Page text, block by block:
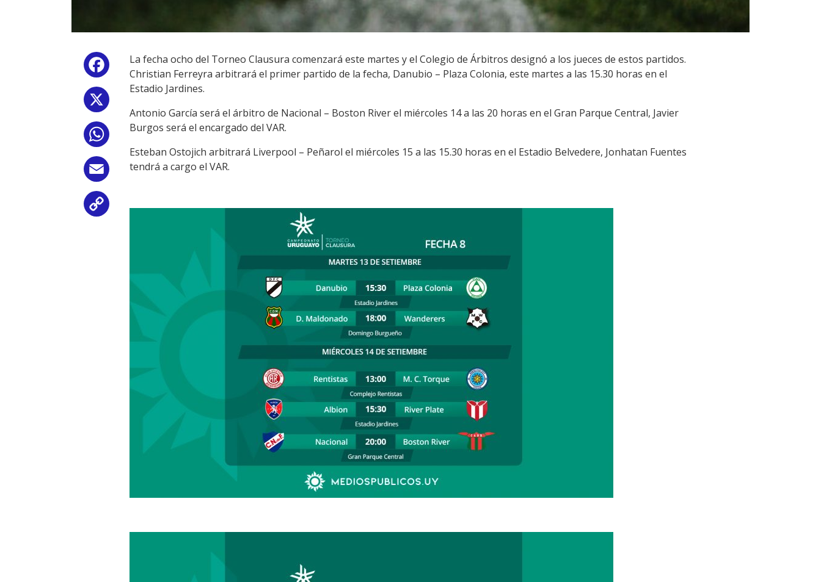
Facebook
WhatsApp
Email
Copy
La fecha ocho del Torneo Clausura comenzará este martes y el Colegio de Árbitros designó a los jueces de estos partidos.
Christian Ferreyra arbitrará el primer partido de la fecha, Danubio – Plaza Colonia, este martes a las 15.30 horas en el
Estadio Jardines.
Antonio García será el árbitro de Nacional – Boston River el miércoles 14 a las 20 horas en el Gran Parque Central, Javier
Burgos será el encargado del VAR.
Esteban Ostojich arbitrará Liverpool – Peñarol el miércoles 15 a las 15.30 horas en el Estadio Belvedere, Jonhatan Fuentes
tendrá a cargo el VAR.